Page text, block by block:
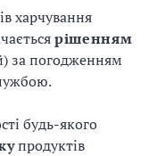
харчування
рішенням
за погодженням
будь-якого
продуктів